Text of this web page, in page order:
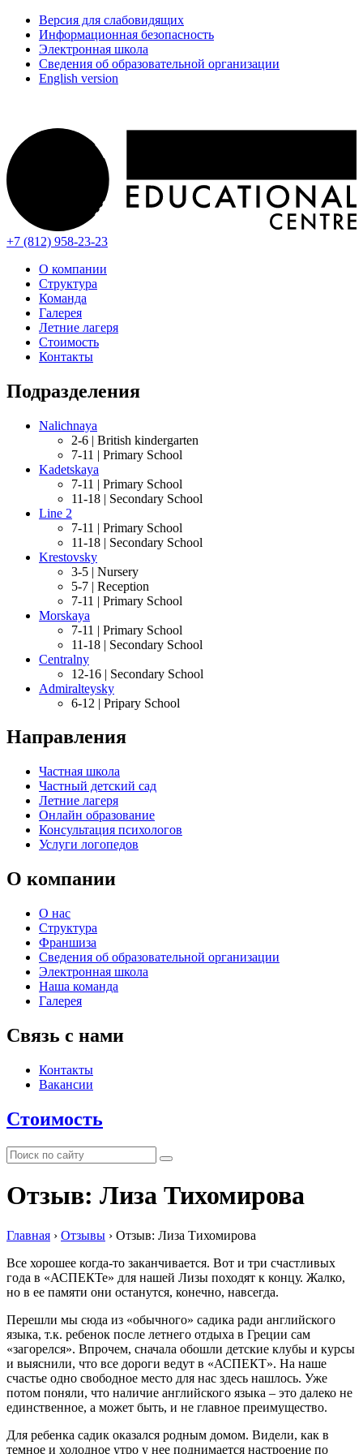
Версия для слабовидящих
Информационная безопасность
Электронная школа
Сведения об образовательной организации
English version
+7 (812) 958-23-23
О компании
Структура
Команда
Галерея
Летние лагеря
Стоимость
Контакты
Подразделения
Nalichnaya
2-6 | British kindergarten
7-11 | Primary School
Kadetskaya
7-11 | Primary School
11-18 | Secondary School
Line 2
7-11 | Primary School
11-18 | Secondary School
Krestovsky
3-5 | Nursery
5-7 | Reception
7-11 | Primary School
Morskaya
7-11 | Primary School
11-18 | Secondary School
Centralny
12-16 | Secondary School
Admiralteysky
6-12 | Pripary School
Направления
Частная школа
Частный детский сад
Летние лагеря
Онлайн образование
Консультация психологов
Услуги логопедов
О компании
О нас
Структура
Франшиза
Сведения об образовательной организации
Электронная школа
Наша команда
Галерея
Связь с нами
Контакты
Вакансии
Стоимость
Отзыв: Лиза Тихомирова
Главная › Отзывы › Отзыв: Лиза Тихомирова
Все хорошее когда-то заканчивается. Вот и три счастливых
года в «АСПЕКТе» для нашей Лизы походят к концу. Жалко,
но в ее памяти они останутся, конечно, навсегда.
Перешли мы сюда из «обычного» садика ради английского
языка, т.к. ребенок после летнего отдыха в Греции сам
«загорелся». Впрочем, сначала обошли детские клубы и курсы
и выяснили, что все дороги ведут в «АСПЕКТ». На наше
счастье одно свободное место для нас здесь нашлось. Уже
потом поняли, что наличие английского языка – это далеко не
единствен­ное, а может быть, и не главное преимущество.
Для ребенка садик оказался родным домом. Видели, как в
темное и холодное утро у нее поднимается настроение по